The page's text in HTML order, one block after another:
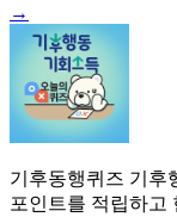
→
기후동행퀴즈 기후
포인트를 적립하고